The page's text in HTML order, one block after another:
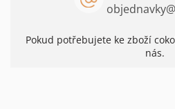
objednavky@
Pokud potřebujete ke zboží
nás.